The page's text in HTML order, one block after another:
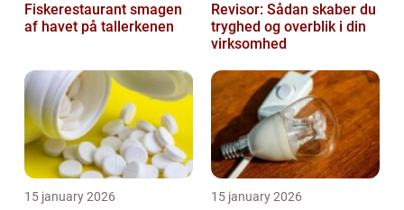
Fiskerestaurant smagen
af havet på tallerkenen
Revisor: Sådan skaber du
tryghed og overblik i din
virksomhed
15 january 2026 15 january 2026